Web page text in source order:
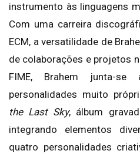
instrumento às linguagens
Com uma carreira
ECM, a versatilidade de
de colaborações e projetos
FIME, Brahem junta-
personalidades muito
the Last Sky, álbum
integrando elementos
quatro personalidades